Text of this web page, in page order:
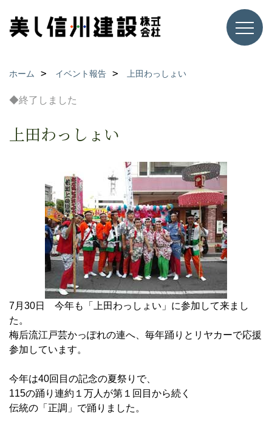
ホーム イベント報告 上田わっしょい
◆終了しました
上田わっしょい
7月30日 今年も「上田わっしょい」に参加して来まし
た。
梅后流江戸芸かっぽれの連へ、毎年踊りとリヤカーで応援
参加しています。
今年は40回目の記念の夏祭りで、
115の踊り連約１万人が第１回目から続く
伝統の「正調」で踊りました。